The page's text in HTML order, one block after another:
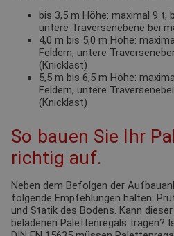
bis 3,5 m Höhe: maximal 9 t,
untere Traversenebene bei
4,0 m bis 5,0 m Höhe:
Feldern, untere
(Knicklast)
5,5 m bis 6,5 m Höhe:
Feldern, untere
(Knicklast)
So bauen Sie Ihr
richtig auf.
Neben dem Befolgen der
folgende Empfehlungen halten:
und Statik des Bodens. Kann
beladenen Palettenregals tragen?